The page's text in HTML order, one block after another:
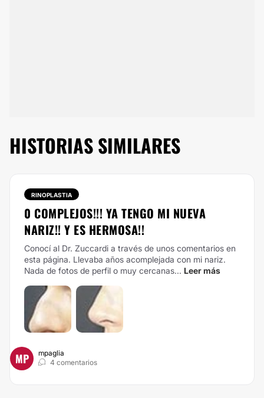
HISTORIAS SIMILARES
RINOPLASTIA
0 COMPLEJOS!!! YA TENGO MI NUEVA
NARIZ!! Y ES HERMOSA!!
Conocí al Dr. Zuccardi a través de unos comentarios en
esta página. Llevaba años acomplejada con mi nariz.
Nada de fotos de perfil o muy cercanas... Leer más
MP
mpaglia
4 comentarios